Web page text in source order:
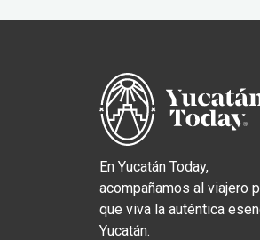
En Yucatán Today,
acompañamos al viajero
que viva la auténtica
Yucatán.